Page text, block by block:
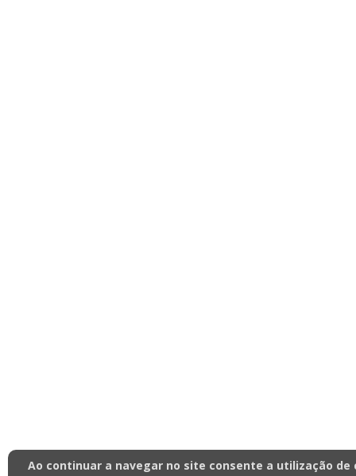
Ao continuar a navegar no site consente a utilização